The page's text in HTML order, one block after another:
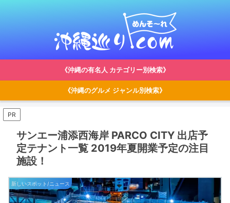
《沖縄の有名人 カテゴリー別検索》
《沖縄のグルメ ジャンル別検索》
PR
サンエー浦添西海岸 PARCO CITY 出店予
定テナント一覧 2019年夏開業予定の注目
施設！
新しいスポット/ニュース